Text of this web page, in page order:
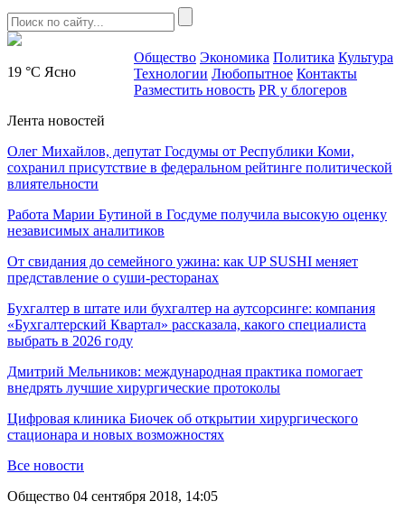
19 °C Ясно
Общество Экономика Политика Культура
Технологии Любопытное Контакты
Разместить новость PR у блогеров
Лента новостей
Олег Михайлов, депутат Госдумы от Республики Коми,
сохранил присутствие в федеральном рейтинге политической
влиятельности
Работа Марии Бутиной в Госдуме получила высокую оценку
независимых аналитиков
От свидания до семейного ужина: как UP SUSHI меняет
представление о суши-ресторанах
Бухгалтер в штате или бухгалтер на аутсорсинге: компания
«Бухгалтерский Квартал» рассказала, какого специалиста
выбрать в 2026 году
Дмитрий Мельников: международная практика помогает
внедрять лучшие хирургические протоколы
Цифровая клиника Биочек об открытии хирургического
стационара и новых возможностях
Все новости
Общество 04 сентября 2018, 14:05